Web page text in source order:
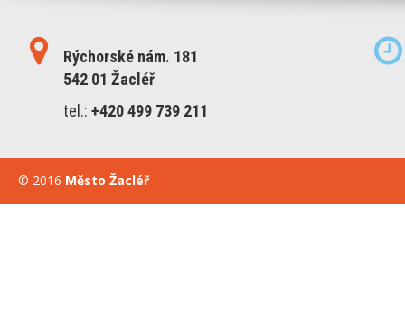
Rýchorské nám. 181
542 01 Žacléř
tel.:+420 499 739 211
© 2016 Město Žacléř